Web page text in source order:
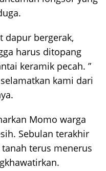
dapur bergerak,
harus ditopang
keramik pecah. ”
kami dari
Momo warga
Sebulan terakhir
terus menerus